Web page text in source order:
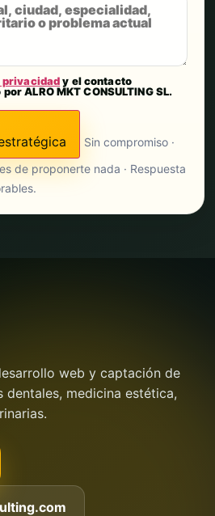
y el contacto
ALRO MKT CONSULTING SL.
Sin compromiso ·
de proponerte nada · Respuesta
web y captación de
dentales, medicina estética,